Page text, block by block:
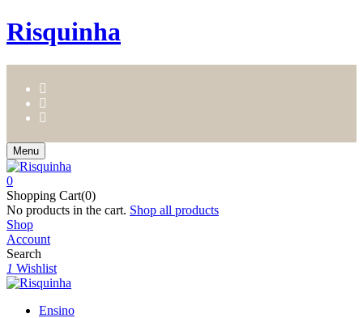
Risquinha
Menu
0
Shopping Cart(0)
No products in the cart. Shop all products
Shop
Account
Search
1 Wishlist
Ensino